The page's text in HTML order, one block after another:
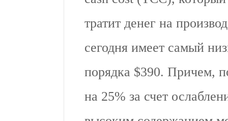
тратит денег на
сегодня имеет самый
порядка $390. Причем,
на 25% за счет